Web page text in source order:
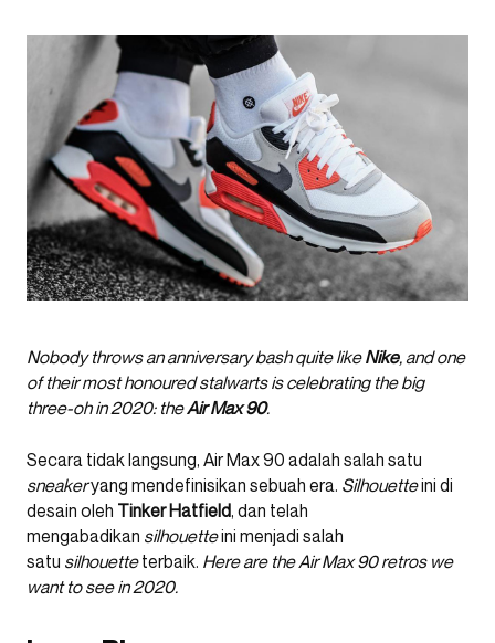
Nobody throws an anniversary bash quite likeNike, and one
of their most honoured stalwarts is celebrating the big
three-oh in 2020: theAir Max 90.
Secara tidak langsung, Air Max 90 adalah salah satu
sneakeryang mendefinisikan sebuah era. Silhouetteini di
desain oleh Tinker Hatfield, dan telah
mengabadikan silhouetteini menjadi salah
satu silhouetteterbaik. Here are the Air Max 90 retros we
want to see in 2020.